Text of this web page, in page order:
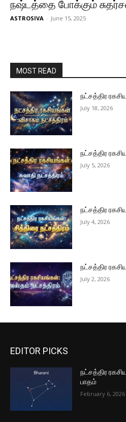
நஷ்டத்தை போக்கும்
ASTROSIVA - June 15, 2025
MOST READ
நட்சத்திர
July 18, 2026
நட்சத்திர
July 5, 2026
நட்சத்திர
July 4, 2026
நட்சத்திர
July 2, 2026
EDITOR PICKS
நட்சத்திர
பாதம்
February 6, 2026